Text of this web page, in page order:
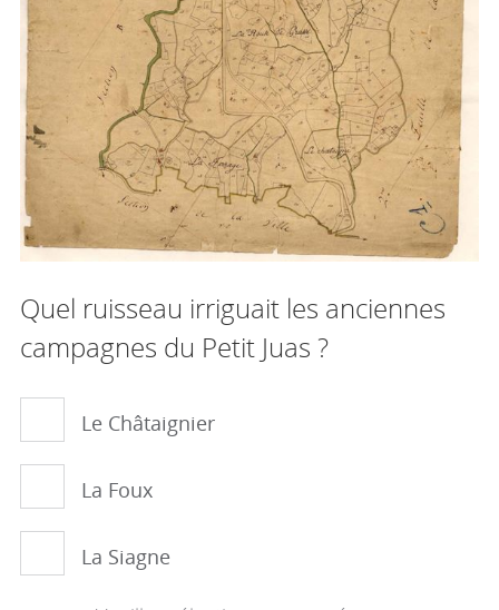
Quel ruisseau irriguait les anciennes
campagnes du Petit Juas ?
Le Châtaignier
La Foux
La Siagne